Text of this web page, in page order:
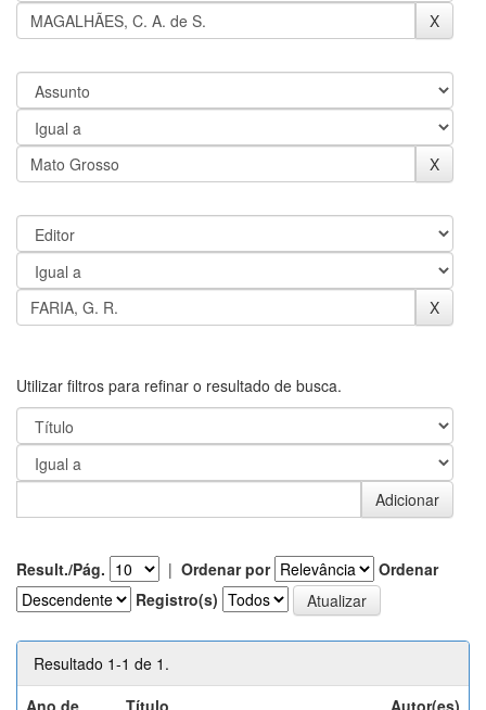
Utilizar filtros para refinar o resultado de busca.
Result./Pág. | Ordenar por
Ordenar
Registro(s)
Resultado 1-1 de 1.
Ano de
Título Autor(es)